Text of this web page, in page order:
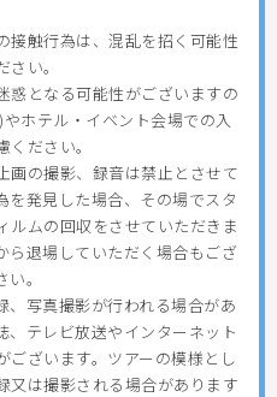
接触行為は、混乱を招く可能性
い。
惑となる可能性がございますの
ホテル・イベント会場での入
ださい。
画の撮影、録音は禁止とさせて
を発見した場合、その場でスタ
ルムの回収をさせていただきま
ら退場していただく場合もござ
。
、写真撮影が行われる場合があ
、テレビ放送やインターネット
ございます。ツアーの模様とし
又は撮影される場合があります